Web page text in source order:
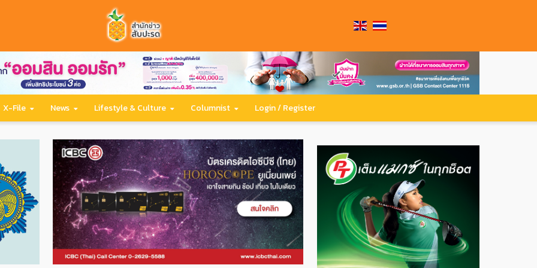
X-File News Lifestyle & Culture Columnist Login / Register